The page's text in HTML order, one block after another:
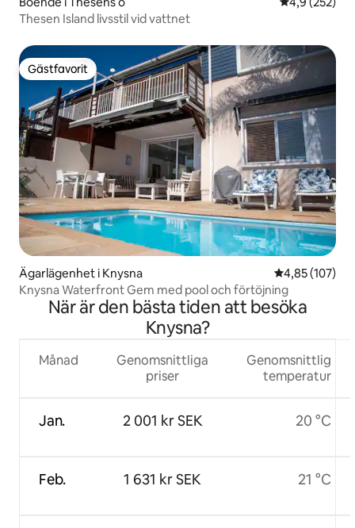
Thesen Island livsstil vid vattnet
Gästfavorit
Gästfavorit
Ägarlägenhet i Knysna 4,85 av 5 i
4,85 (107)
Knysna Waterfront Gem med pool och förtöjning
När är den bästa tiden att besöka
Knysna?
Månad
Jan.
Feb.
Genomsnittliga
priser
2 001 kr SEK
1 631 kr SEK
Genomsnittlig
temperatur
20 °C
21 °C